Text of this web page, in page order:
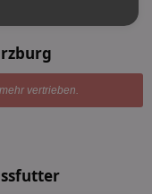
vertrieben.